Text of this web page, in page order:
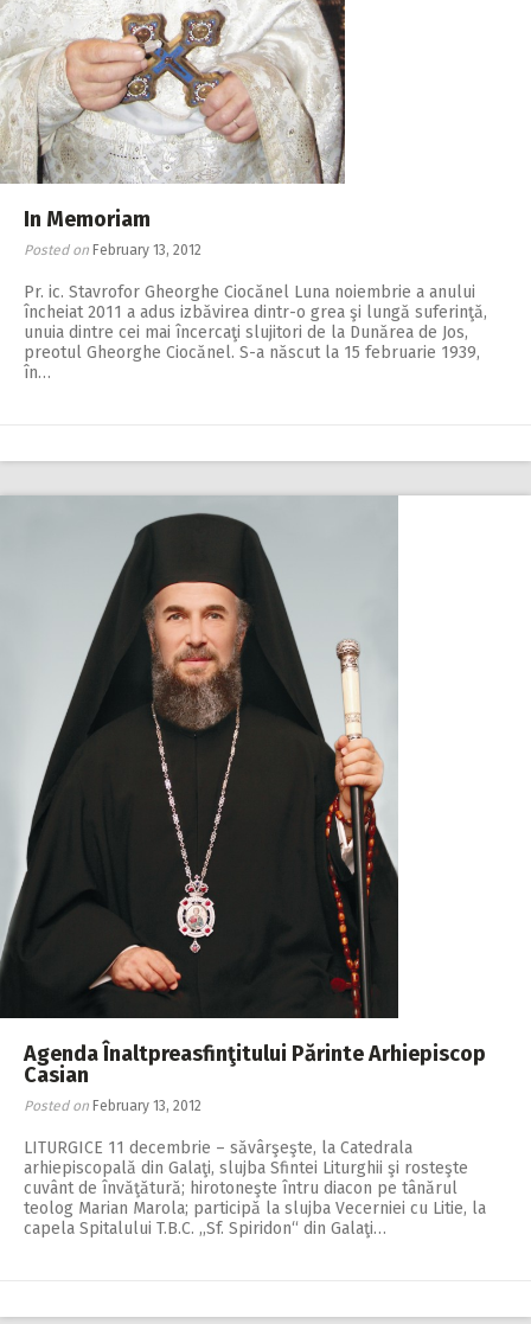
In Memoriam
Posted on February 13, 2012
Pr. ic. Stavrofor Gheorghe Ciocănel Luna noiembrie a anului
încheiat 2011 a adus izbăvirea dintr-o grea şi lungă suferinţă,
unuia dintre cei mai încercaţi slujitori de la Dunărea de Jos,
preotul Gheorghe Ciocănel. S-a născut la 15 februarie 1939,
în…
Agenda Înaltpreasfinţitului Părinte Arhiepiscop
Casian
Posted on February 13, 2012
LITURGICE 11 decembrie – săvârşeşte, la Catedrala
arhiepiscopală din Galaţi, slujba Sfintei Liturghii şi rosteşte
cuvânt de învăţătură; hirotoneşte întru diacon pe tânărul
teolog Marian Marola; participă la slujba Vecerniei cu Litie, la
capela Spitalului T.B.C. ,,Sf. Spiridon“ din Galaţi…